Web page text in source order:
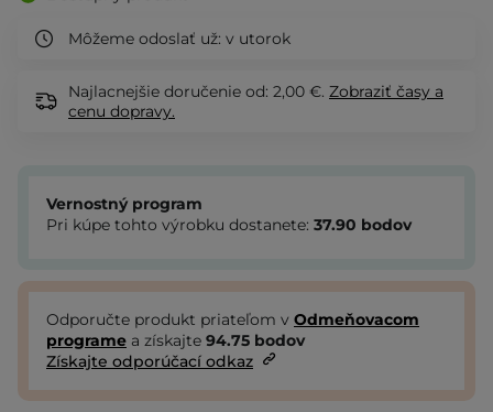
Môžeme odoslať už: v utorok
Najlacnejšie doručenie od: 2,00 €. Zobraziť časy a
cenu dopravy.
Vernostný program
Pri kúpe tohto výrobku dostanete: 37.90 bodov
Odporučte produkt priateľom v Odmeňovacom
programe a získajte 94.75 bodov
Získajte odporúčací odkaz